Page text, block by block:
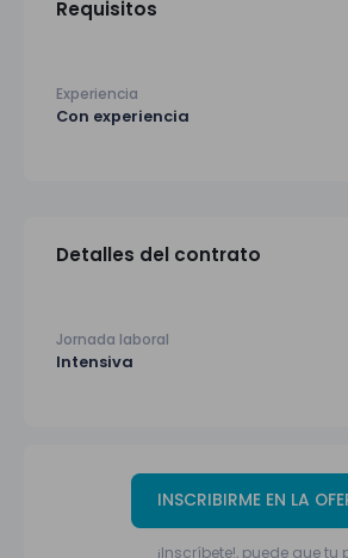
Requisitos
Experiencia
Con experiencia
Detalles del contrato
Jornada laboral
Intensiva
INSCRIBIRME EN LA
¡Inscríbete!, puede que tu